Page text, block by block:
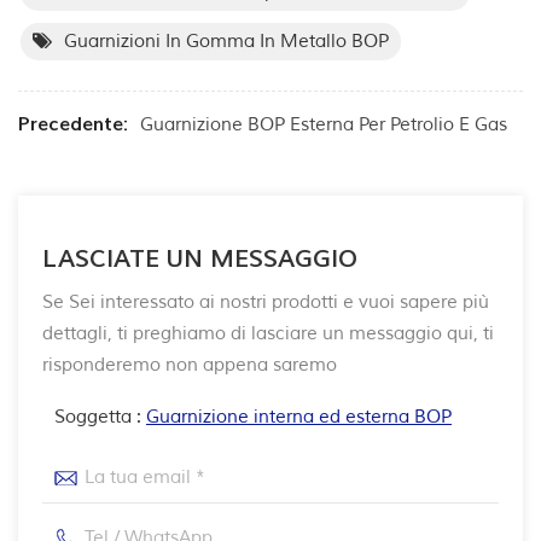
Guarnizioni In Gomma In Metallo BOP
Precedente: Guarnizione BOP Esterna Per Petrolio E Gas
LASCIATE UN MESSAGGIO
Se Sei interessato ai nostri prodotti e vuoi sapere più
dettagli, ti preghiamo di lasciare un messaggio qui, ti
risponderemo non appena saremo
Soggetta : Guarnizione interna ed esterna BOP